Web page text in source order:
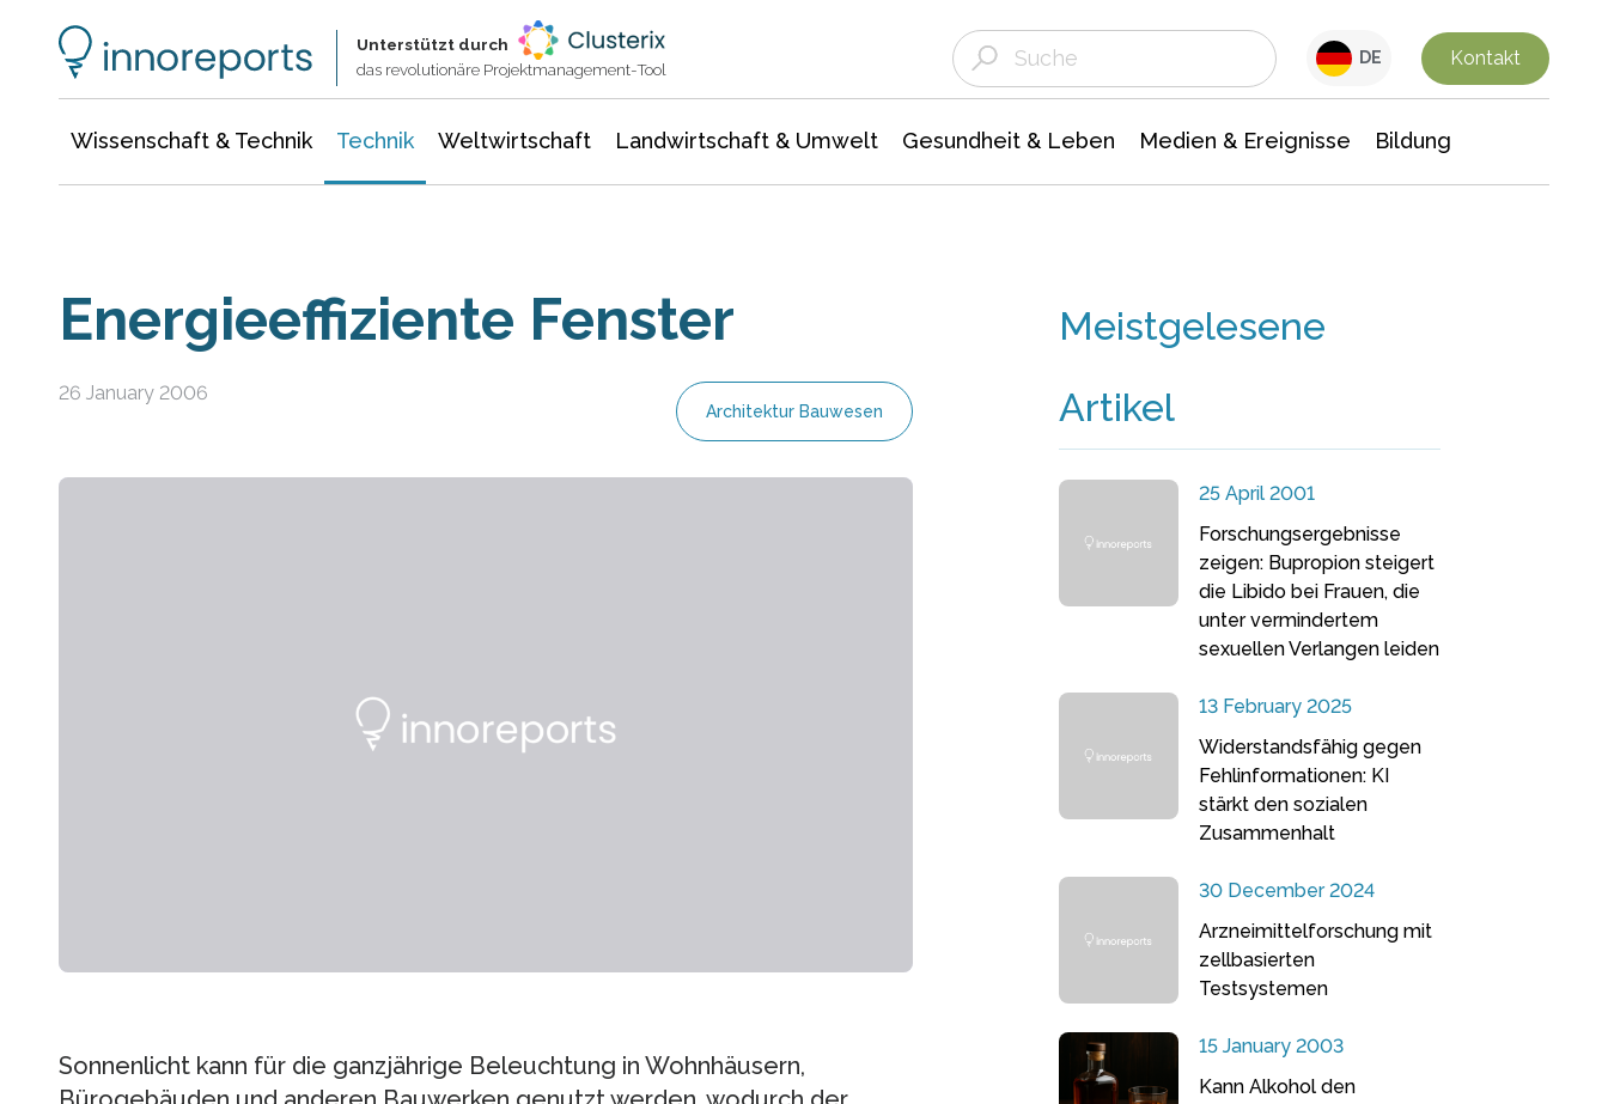
Unterstützt durch
das revolutionäre Projektmanagement-Tool
DE Kontakt
Wissenschaft & Technik Technik Weltwirtschaft Landwirtschaft & Umwelt Gesundheit & Leben Medien & Ereignisse Bildung
Energieeffiziente Fenster
26 January 2006
Architektur Bauwesen
Sonnenlicht kann für die ganzjährige Beleuchtung in Wohnhäusern,
Meistgelesene
Artikel
25 April 2001
Forschungsergebnisse
zeigen: Bupropion steigert
die Libido bei Frauen, die
unter vermindertem
sexuellen Verlangen leiden
13 February 2025
Widerstandsfähig gegen
Fehlinformationen: KI
stärkt den sozialen
Zusammenhalt
30 December 2024
Arzneimittelforschung mit
zellbasierten
Testsystemen
15 January 2003
Kann Alkohol den